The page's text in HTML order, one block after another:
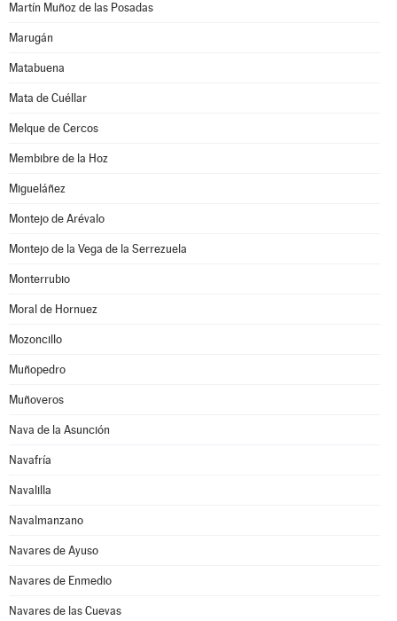
Martín Muñoz de las Posadas
Marugán
Matabuena
Mata de Cuéllar
Melque de Cercos
Membibre de la Hoz
Migueláñez
Montejo de Arévalo
Montejo de la Vega de la Serrezuela
Monterrubio
Moral de Hornuez
Mozoncillo
Muñopedro
Muñoveros
Nava de la Asunción
Navafría
Navalilla
Navalmanzano
Navares de Ayuso
Navares de Enmedio
Navares de las Cuevas